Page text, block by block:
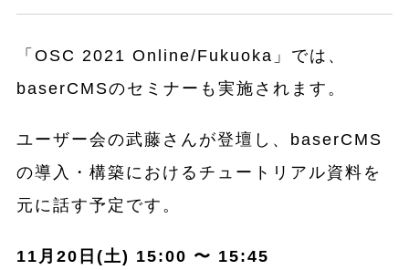
「OSC 2021 Online/Fukuoka」では、
baserCMSのセミナーも実施されます。
ユーザー会の武藤さんが登壇し、baserCMS
の導入・構築におけるチュートリアル資料を
元に話す予定です。
11月20日(土) 15:00 〜 15:45